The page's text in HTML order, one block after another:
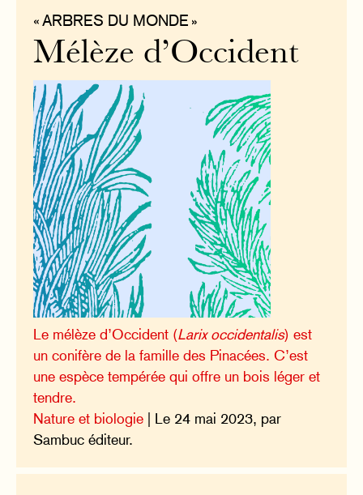
« ARBRES DU MONDE »
Mélèze d’Occident
Le mélèze d’Occident (Larix occidentalis) est
un conifère de la famille des Pinacées. C’est
une espèce tempérée qui offre un bois léger et
tendre.
Nature et biologie | Le 24 mai 2023, par
Sambuc éditeur.